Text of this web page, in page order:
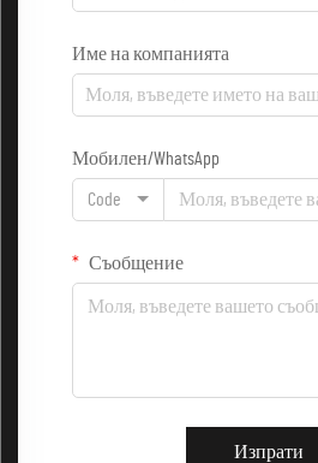
Име на компанията
Мобилен/WhatsApp
Code
Съобщение
Изпрати